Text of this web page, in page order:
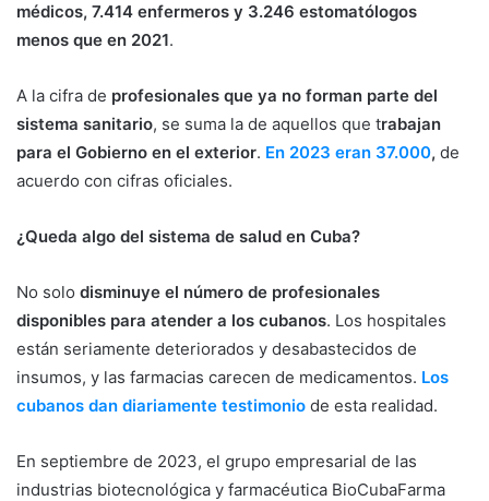
médicos, 7.414 enfermeros y 3.246 estomatólogos
menos que en 2021.
A la cifra de profesionales que ya no forman parte del
sistema sanitario, se suma la de aquellos que trabajan
para el Gobierno en el exterior. En 2023 eran 37.000, de
acuerdo con cifras oficiales.
¿Queda algo del sistema de salud en Cuba?
No solo disminuye el número de profesionales
disponibles para atender a los cubanos. Los hospitales
están seriamente deteriorados y desabastecidos de
insumos, y las farmacias carecen de medicamentos. Los
cubanos dan diariamente testimonio de esta realidad.
En septiembre de 2023, el grupo empresarial de las
industrias biotecnológica y farmacéutica BioCubaFarma